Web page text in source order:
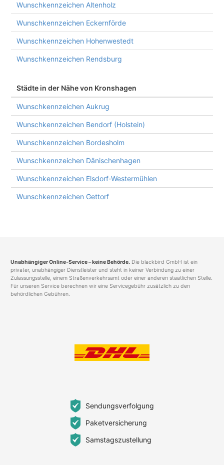
Wunschkennzeichen Altenholz
Wunschkennzeichen Eckernförde
Wunschkennzeichen Hohenwestedt
Wunschkennzeichen Rendsburg
Städte in der Nähe von Kronshagen
Wunschkennzeichen Aukrug
Wunschkennzeichen Bendorf (Holstein)
Wunschkennzeichen Bordesholm
Wunschkennzeichen Dänischenhagen
Wunschkennzeichen Elsdorf-Westermühlen
Wunschkennzeichen Gettorf
Unabhängiger Online-Service – keine Behörde. Die blackbird GmbH ist ein
privater, unabhängiger Dienstleister und steht in keiner Verbindung zu einer
Zulassungsstelle, einem Straßenverkehrsamt oder einer anderen staatlichen Stelle.
Für unseren Service berechnen wir eine Servicegebühr zusätzlich zu den
behördlichen Gebühren.
Sendungsverfolgung
Paketversicherung
Samstagszustellung